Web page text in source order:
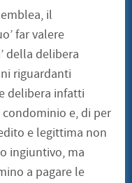
il
far valere
della delibera
riguardanti
delibera infatti
e, di per
e legittima non
ingiuntivo, ma
a pagare le